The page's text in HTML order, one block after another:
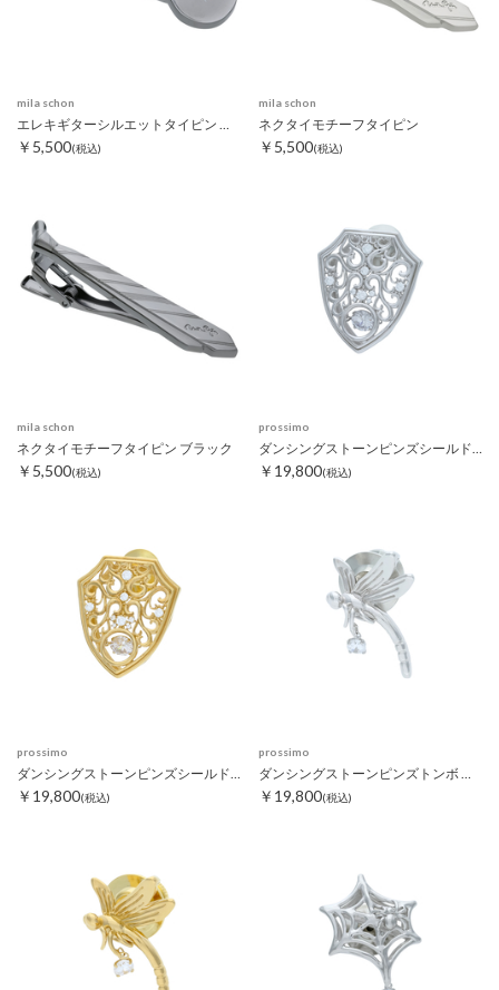
mila schon
￥5,500(税込)
mila schon
ネクタイモチーフタイピン
￥5,500(税込)
mila schon
ネクタイモチーフタイピン ブラック
￥5,500(税込)
prossimo
ダンシングストーンピンズシールド シルバー
￥19,800(税込)
prossimo
￥19,800(税込)
prossimo
￥19,800(税込)